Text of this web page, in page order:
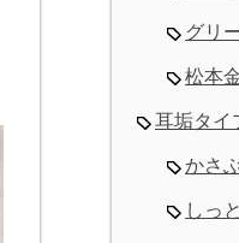
グリ
松本
耳垢タイ
かさ
しっ